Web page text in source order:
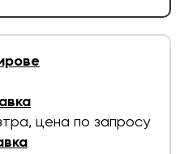
цена по запросу